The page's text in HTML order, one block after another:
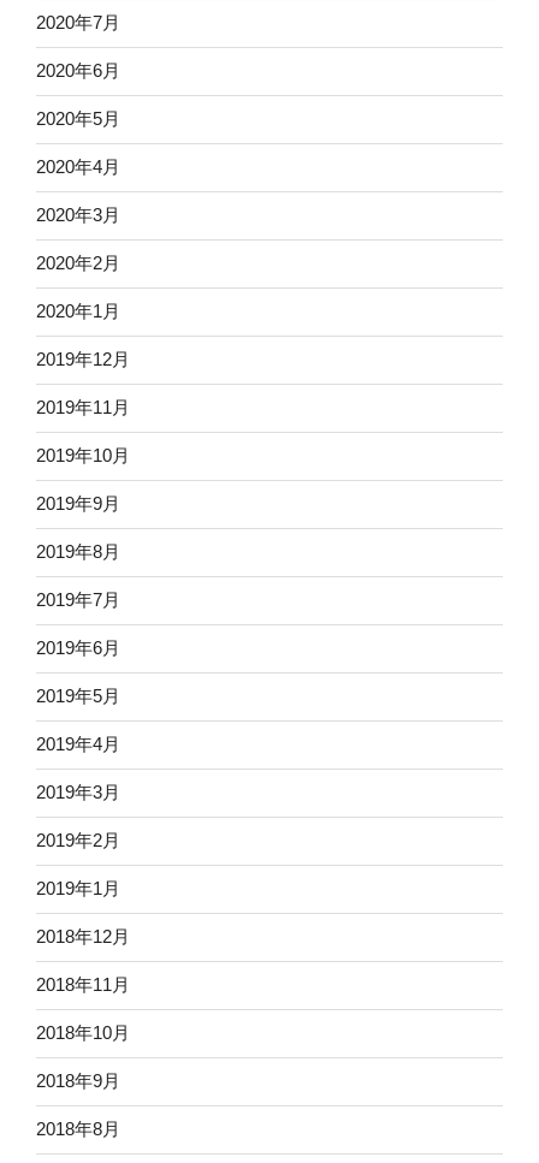
2020年7月
2020年6月
2020年5月
2020年4月
2020年3月
2020年2月
2020年1月
2019年12月
2019年11月
2019年10月
2019年9月
2019年8月
2019年7月
2019年6月
2019年5月
2019年4月
2019年3月
2019年2月
2019年1月
2018年12月
2018年11月
2018年10月
2018年9月
2018年8月